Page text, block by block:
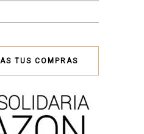
TUS COMPRAS